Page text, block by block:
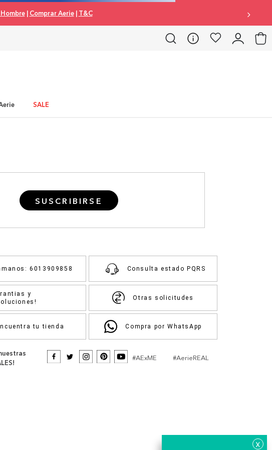
| Comprar Aerie| T&C
SALE
x
SUSCRIBIRSE
6013909858 Consulta estado PQRS
y
Otras solicitudes
tu tienda Compra por WhatsApp
#AExME #AerieREAL